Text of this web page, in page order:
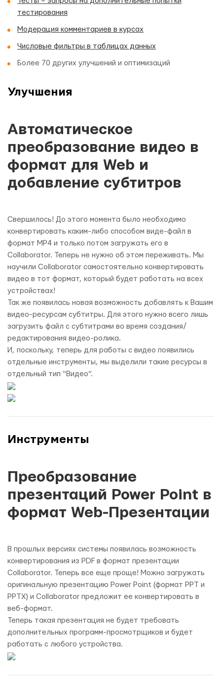
тестирования
Модерация комментариев в курсах
Числовые фильтры в таблицах данных
Более 70 других улучшений и оптимизаций
Улучшения
Автоматическое
преобразование видео в
формат для Web и
добавление субтитров
Свершилось! До этого момента было необходимо
конвертировать каким-либо способом виде-файл в
формат MP4 и только потом загружать его в
Collaborator. Теперь не нужно об этом переживать. Мы
научили Collaborator самостоятельно конвертировать
видео в тот формат, который будет работать на всех
устройствах!
Так же появилась новая возможность добавлять к Вашим
видео-ресурсам субтитры. Для этого нужно всего лишь
загрузить файл с субтитрами во время создания/
редактирования видео-ролика.
И, поскольку, теперь для работы с видео появились
отдельные инструменты, мы выделили такие ресурсы в
отдельный тип “Видео”.
Инструменты
Преобразование
презентаций Power Point в
формат Web-Презентации
В прошлых версиях системы появилась возможность
конвертирования из PDF в формат презентации
Collaborator. Теперь все еще проще! Можно загружать
оригинальную презентацию Power Point (формат PPT и
PPTX) и Collaborator предложит ее конвертировать в
веб-формат.
Теперь такая презентация не будет требовать
дополнительных программ-просмотрщиков и будет
работать с любого устройства.